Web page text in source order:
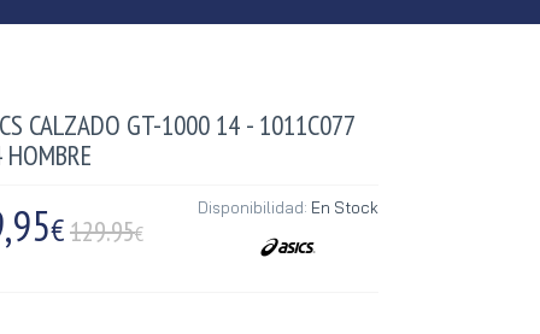
CALZADO GT-1000 14 - 1011C077
€129.95€
Disponibilidad: En Stock